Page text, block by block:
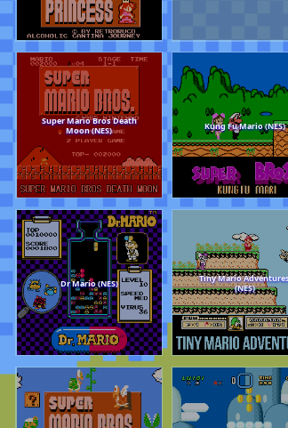
Sarhoş Prensesler (MARIO)
(HACK)(NES)
Super Mario Bros Death
Moon (NES)